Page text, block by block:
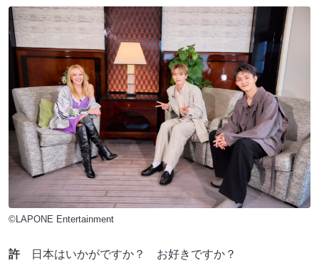
©LAPONE Entertainment
許日本はいかがですか？ お好きですか？